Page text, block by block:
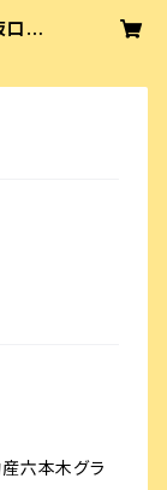
口喜
六本木グラ